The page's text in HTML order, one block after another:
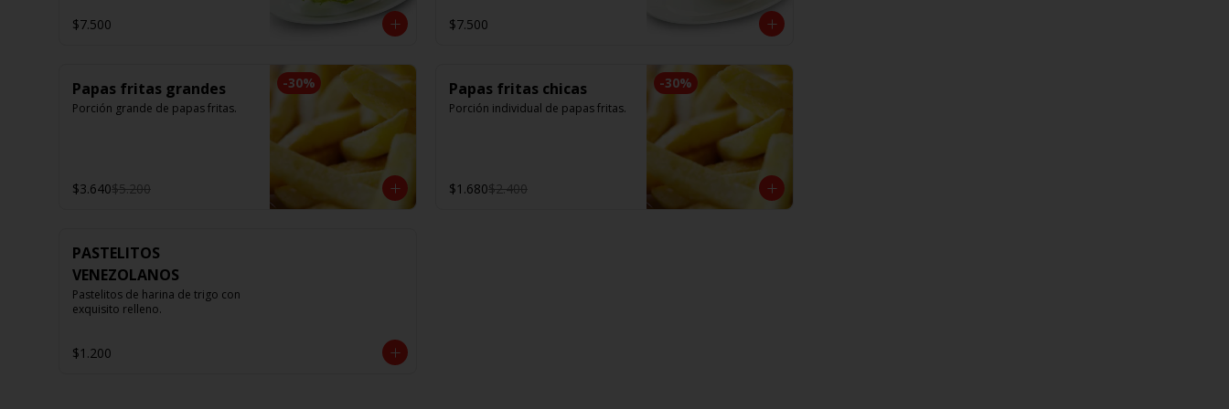
$7.500 $7.500
-30%
Papas fritas grandes
Porción grande de papas fritas.
$3.640$5.200
-30%
Papas fritas chicas
Porción individual de papas fritas.
$1.680$2.400
PASTELITOS
VENEZOLANOS
Pastelitos de harina de trigo con
exquisito relleno.
$1.200